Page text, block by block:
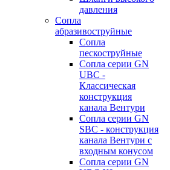
давления
Сопла
абразивоструйные
Сопла
пескоструйные
Сопла серии GN
UBC -
Классическая
конструкция
канала Вентури
Сопла серии GN
SBC - конструкция
канала Вентури c
входным конусом
Сопла серии GN